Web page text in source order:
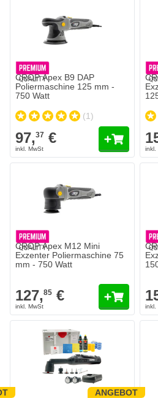
CROP Apex B9 DAP
Poliermaschine 125 mm -
750 Watt
(1)
97,37 €
CROP Apex M12 Mini
Exzenter Poliermaschine 75
mm - 750 Watt
127,85 €
ANGEBOT